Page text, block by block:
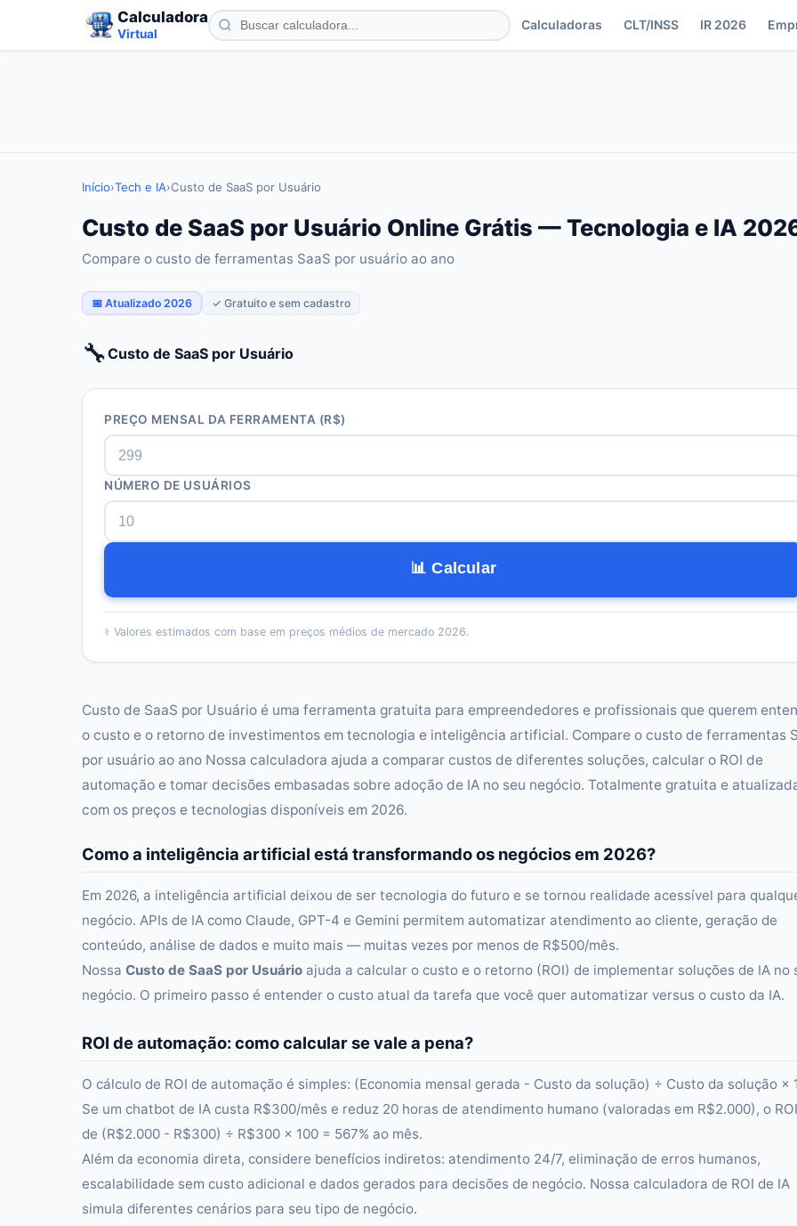
Calculadora
Virtual
Calculadoras CLT/INSS IR 2026
Início›Tech e IA›Custo de SaaS por Usuário
Custo de SaaS por Usuário Online Grátis — Tecnologia e IA
Compare o custo de ferramentas SaaS por usuário ao ano
📅 Atualizado 2026 ✓ Gratuito e sem cadastro
🔧Custo de SaaS por Usuário
PREÇO MENSAL DA FERRAMENTA (R$)
NÚMERO DE USUÁRIOS
📊 Calcular
⚕️ Valores estimados com base em preços médios de mercado 2026.
Custo de SaaS por Usuário é uma ferramenta gratuita para empreendedores e profissionais que querem
o custo e o retorno de investimentos em tecnologia e inteligência artificial. Compare o custo de ferramentas
por usuário ao ano Nossa calculadora ajuda a comparar custos de diferentes soluções, calcular o ROI de
automação e tomar decisões embasadas sobre adoção de IA no seu negócio. Totalmente gratuita e
com os preços e tecnologias disponíveis em 2026.
Como a inteligência artificial está transformando os negócios em 2026?
Em 2026, a inteligência artificial deixou de ser tecnologia do futuro e se tornou realidade acessível para
negócio. APIs de IA como Claude, GPT-4 e Gemini permitem automatizar atendimento ao cliente, geração de
conteúdo, análise de dados e muito mais — muitas vezes por menos de R$500/mês.
Nossa Custo de SaaS por Usuário ajuda a calcular o custo e o retorno (ROI) de implementar soluções de IA no
negócio. O primeiro passo é entender o custo atual da tarefa que você quer automatizar versus o custo da IA.
ROI de automação: como calcular se vale a pena?
O cálculo de ROI de automação é simples: (Economia mensal gerada - Custo da solução) ÷ Custo da solução ×
Se um chatbot de IA custa R$300/mês e reduz 20 horas de atendimento humano (valoradas em R$2.000), o
de (R$2.000 - R$300) ÷ R$300 × 100 = 567% ao mês.
Além da economia direta, considere benefícios indiretos: atendimento 24/7, eliminação de erros humanos,
escalabilidade sem custo adicional e dados gerados para decisões de negócio. Nossa calculadora de ROI de IA
simula diferentes cenários para seu tipo de negócio.